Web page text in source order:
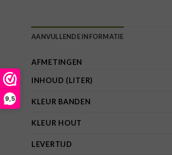
9,5
AANVULLENDE INFORMATIE
AFMETINGEN
INHOUD (LITER)
KLEUR BANDEN
KLEUR HOUT
LEVERTIJD